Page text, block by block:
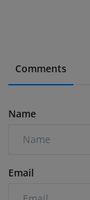
Comments
Name
Email